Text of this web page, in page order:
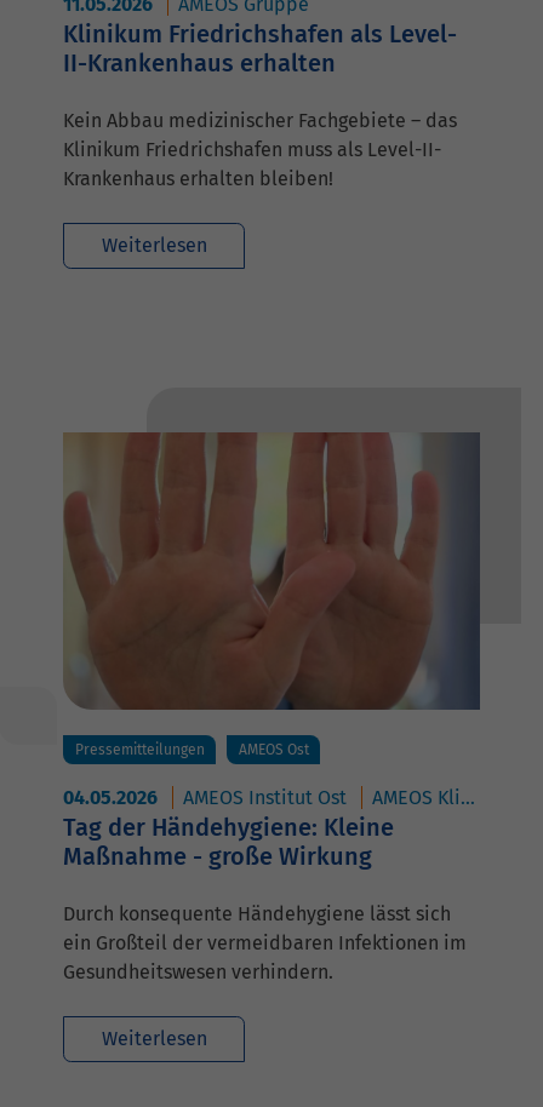
Klinikum Friedrichshafen als Level-
II-Krankenhaus erhalten
Kein Abbau medizinischer Fachgebiete – das
Klinikum Friedrichshafen muss als Level-II-
Krankenhaus erhalten bleiben!
Weiterlesen
Pressemitteilungen AMEOS Ost
04.05.2026 AMEOS Institut Ost AMEOS Klinikum Aschersleben
Tag der Händehygiene: Kleine
Maßnahme - große Wirkung
Durch konsequente Händehygiene lässt sich
ein Großteil der vermeidbaren Infektionen im
Gesundheitswesen verhindern.
Weiterlesen